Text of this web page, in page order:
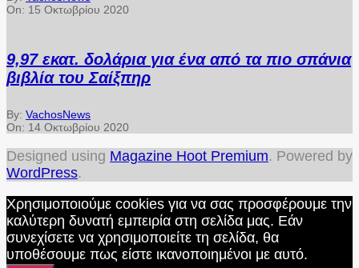
On: 15 Οκτωβρίου 2020
9,97 εκατ. δολάρια για ένα από τα πιο σπάνια
βιβλία του Σαίξπηρ
By: VachosNews
On: 14 Οκτωβρίου 2020
Designed using Magazine Hoot Premium. Powered by
WordPress.
Χρησιμοποιούμε cookies για να σας προσφέρουμε την
καλύτερη δυνατή εμπειρία στη σελίδα μας. Εάν
συνεχίσετε να χρησιμοποιείτε τη σελίδα, θα
υποθέσουμε πως είστε ικανοποιημένοι με αυτό.